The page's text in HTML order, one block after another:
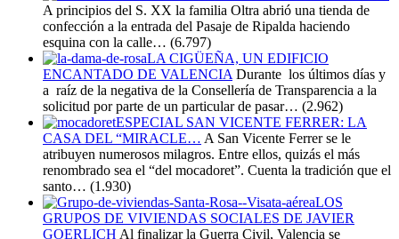
A principios del S. XX la familia Oltra abrió una tienda de
confección a la entrada del Pasaje de Ripalda haciendo
esquina con la calle… (6.797)
LA CIGÜEÑA, UN EDIFICIO
ENCANTADO DE VALENCIA Durante los últimos días y
a raíz de la negativa de la Consellería de Transparencia a la
solicitud por parte de un particular de pasar… (2.962)
ESPECIAL SAN VICENTE FERRER: LA
CASA DEL “MIRACLE… A San Vicente Ferrer se le
atribuyen numerosos milagros. Entre ellos, quizás el más
renombrado sea el “del mocadoret”. Cuenta la tradición que el
santo… (1.930)
LOS
GRUPOS DE VIVIENDAS SOCIALES DE JAVIER
GOERLICH Al finalizar la Guerra Civil, Valencia se